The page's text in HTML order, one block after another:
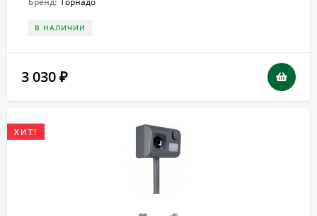
В НАЛИЧИИ
3 030 ₽
ХИТ!